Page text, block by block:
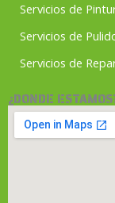
Servicios de
Servicios de
Servicios de
¿DONDE